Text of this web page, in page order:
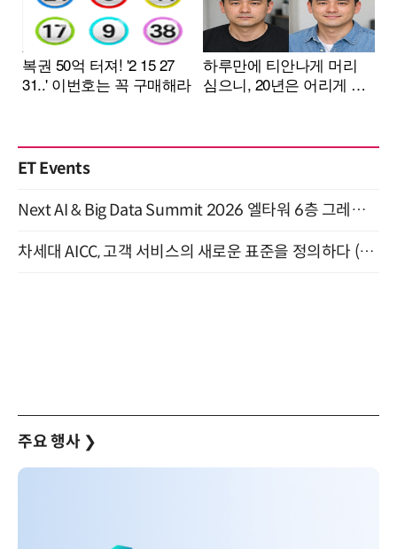
ET Events
Next AI & Big Data Summit 2026 엘타워 6층 그레이스홀 개최 (9/18)
차세대 AICC, 고객 서비스의 새로운 표준을 정의하다 (9/9)
주요 행사 ❯